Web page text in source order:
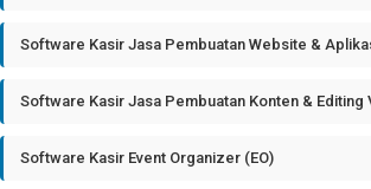
Software Kasir Jasa Pembuatan Website &
Software Kasir Jasa Pembuatan Konten & Editing
Software Kasir Event Organizer (EO)